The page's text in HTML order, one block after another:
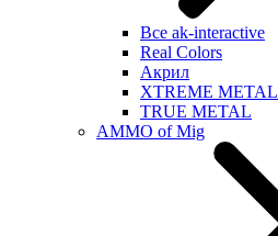
Все ak-interactive
Real Colors
Акрил
XTREME METAL
TRUE METAL
AMMO of Mig